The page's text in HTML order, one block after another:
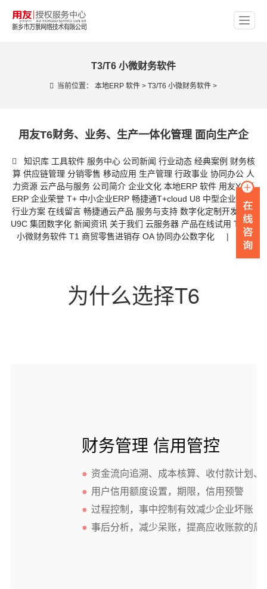
T3/T6 小微财务软件
当前位置：本地ERP 软件 >T3/T6 小微财务软件 >
用友T6财务、业务、生产一体化管理 面向生产企
知识库 工具软件 服务中心 公司新闻 行业动态 经典案例 财务核
算 供应链管理 分销零售 移动应用 生产管理 行政事业 协同办公 人
力资源 云产品与服务 公司简介 企业文化 本地ERP 软件 用友YS云
ERP 企业荣誉 T+ 中小企业ERP 畅捷通T+cloud U8 中型企业 ERP
行业方案 在线留言 畅捷通云产品 服务与支持 数字化定制开发
NC/
U9C 集团数字化 新闻资讯 关于我们 云服务器 产品在线试用 T3/T6
小微财务软件 T1 商贸零售进销存 OA 协同办公数字化|
为什么选择T6
财务管理 信用管控
● 资金流向追溯、成本核算、收付款计划、
● 用户信用额度设置，期限，信用预警
● 过程控制，事中控制有效减少企业坏账
● 事后分析，减少呆账，提高应收账款的周